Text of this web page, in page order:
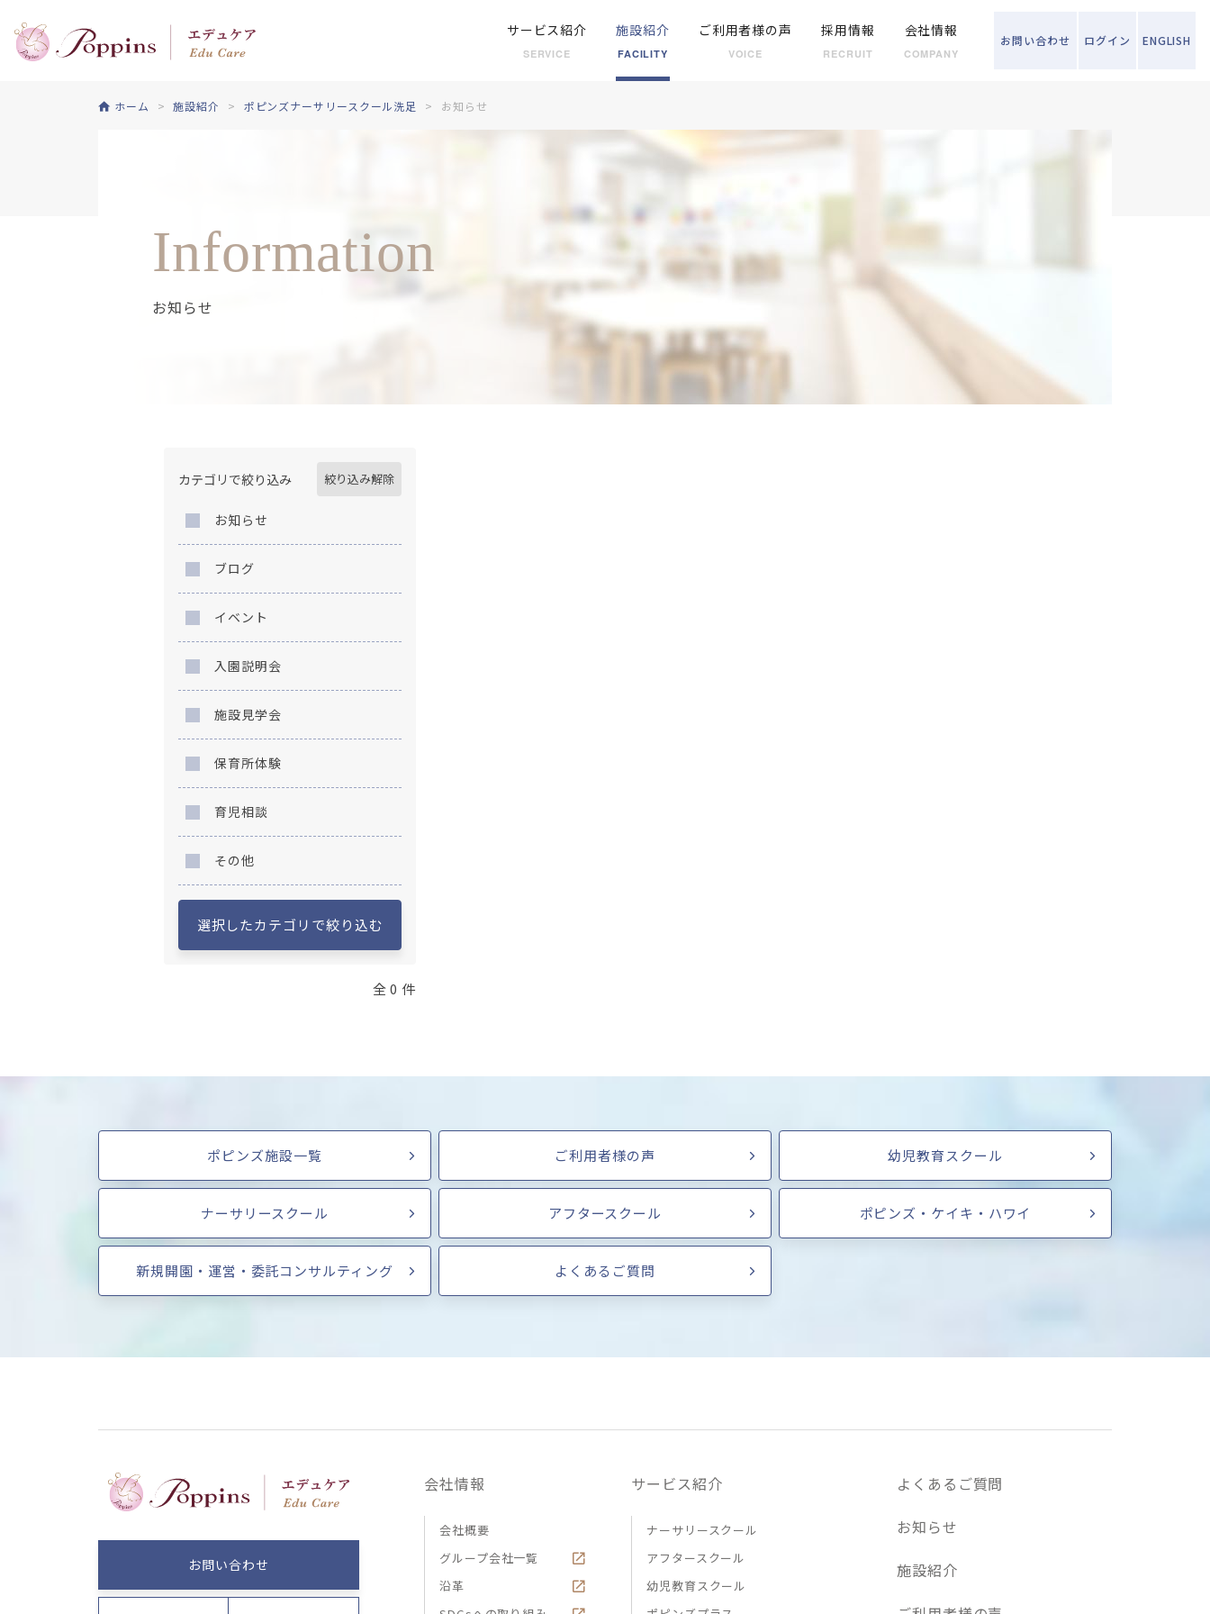
ログイン
お問い合わせ ENGLISH
サービス紹介
SERVICE
施設紹介
FACILITY
ご利用者様の声
VOICE
採用情報
RECRUIT
会社情報
COMPANY
ホーム 施設紹介 ポピンズナーサリースクール洗足 お知らせ
Information
お知らせ
全 0 件
カテゴリで絞り込み 絞り込み解除
お知らせ
ブログ
イベント
入園説明会
施設見学会
保育所体験
育児相談
その他
選択したカテゴリで絞り込む
ポピンズ施設一覧 ご利用者様の声 幼児教育スクール
ナーサリースクール アフタースクール ポピンズ・ケイキ・ハワイ
新規開園・運営・委託コンサルティング よくあるご質問
お問い合わせ
会社情報
会社概要
グループ会社一覧
沿革
サービス紹介
ナーサリースクール
アフタースクール
幼児教育スクール
よくあるご質問
お知らせ
施設紹介